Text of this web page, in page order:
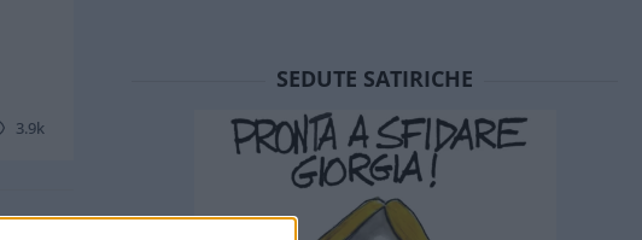
3.9k
SEDUTE SATIRICHE